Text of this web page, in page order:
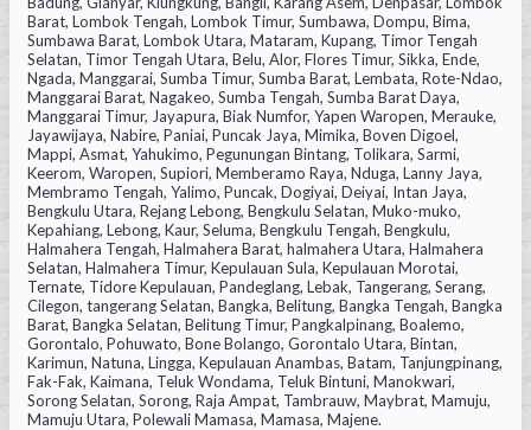
Barat, Lombok Tengah, Lombok Timur, Sumbawa, Dompu, Bima,
Sumbawa Barat, Lombok Utara, Mataram, Kupang, Timor Tengah
Selatan, Timor Tengah Utara, Belu, Alor, Flores Timur, Sikka, Ende,
Ngada, Manggarai, Sumba Timur, Sumba Barat, Lembata, Rote-Ndao,
Manggarai Barat, Nagakeo, Sumba Tengah, Sumba Barat Daya,
Manggarai Timur, Jayapura, Biak Numfor, Yapen Waropen, Merauke,
Jayawijaya, Nabire, Paniai, Puncak Jaya, Mimika, Boven Digoel,
Mappi, Asmat, Yahukimo, Pegunungan Bintang, Tolikara, Sarmi,
Keerom, Waropen, Supiori, Memberamo Raya, Nduga, Lanny Jaya,
Membramo Tengah, Yalimo, Puncak, Dogiyai, Deiyai, Intan Jaya,
Bengkulu Utara, Rejang Lebong, Bengkulu Selatan, Muko-muko,
Kepahiang, Lebong, Kaur, Seluma, Bengkulu Tengah, Bengkulu,
Halmahera Tengah, Halmahera Barat, halmahera Utara, Halmahera
Selatan, Halmahera Timur, Kepulauan Sula, Kepulauan Morotai,
Ternate, Tidore Kepulauan, Pandeglang, Lebak, Tangerang, Serang,
Cilegon, tangerang Selatan, Bangka, Belitung, Bangka Tengah, Bangka
Barat, Bangka Selatan, Belitung Timur, Pangkalpinang, Boalemo,
Gorontalo, Pohuwato, Bone Bolango, Gorontalo Utara, Bintan,
Karimun, Natuna, Lingga, Kepulauan Anambas, Batam, Tanjungpinang,
Fak-Fak, Kaimana, Teluk Wondama, Teluk Bintuni, Manokwari,
Sorong Selatan, Sorong, Raja Ampat, Tambrauw, Maybrat, Mamuju,
Mamuju Utara, Polewali Mamasa, Mamasa, Majene.